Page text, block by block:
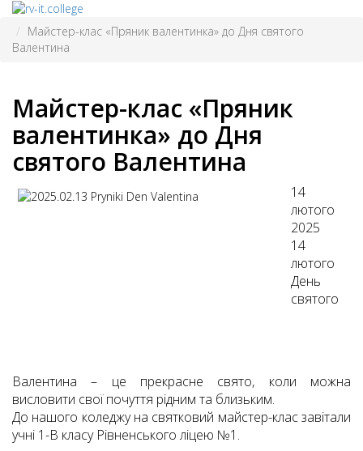
Майстер-клас «Пряник валентинка» до Дня святого
Валентина
Майстер-клас «Пряник
валентинка» до Дня
святого Валентина
14
лютого
2025
14
лютого
День
святого
Валентина – це прекрасне свято, коли можна
висловити свої почуття рідним та близьким.
До нашого коледжу на святковий майстер-клас завітали
учні 1-В класу Рівненського ліцею №1.